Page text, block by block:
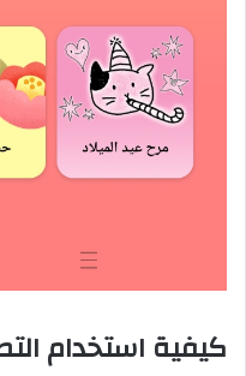
كيفية استخدام